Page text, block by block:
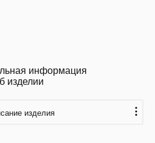
информация
изделии
изделия